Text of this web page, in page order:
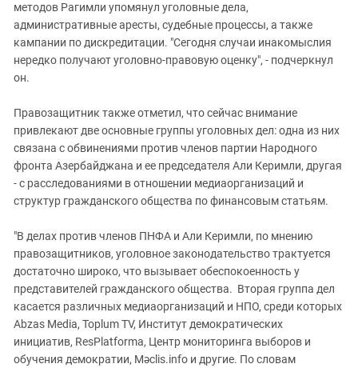
методов Рагимли упомянул уголовные дела,
административные аресты, судебные процессы, а также
кампании по дискредитации. "Сегодня случаи инакомыслия
нередко получают уголовно-правовую оценку", - подчеркнул
он.
Правозащитник также отметил, что сейчас внимание
привлекают две основные группы уголовных дел: одна из них
связана с обвинениями против членов партии Народного
фронта Азербайджана и ее председателя Али Керимли, другая
- с расследованиями в отношении медиаорганизаций и
структур гражданского общества по финансовым статьям.
"В делах против членов ПНФА и Али Керимли, по мнению
правозащитников, уголовное законодательство трактуется
достаточно широко, что вызывает обеспокоенность у
представителей гражданского общества. Вторая группа дел
касается различных медиаорганизаций и НПО, среди которых
Abzas Media, Toplum TV, Институт демократических
инициатив, ResPlatforma, Центр мониторинга выборов и
обучения демократии, Məclis.info и другие. По словам